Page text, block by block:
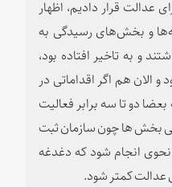
عدالت قرار دادیم، اظهار
و بخش‌های رسیدگی به
و به تاخیر افتاده بود،
الان هم اگر اقداماتی در
دو تا سه برابر فعالیت
بخش ها چون سازمان ثبت
به نحوی انجام شود که دغدغه
عدالت کمتر شود.